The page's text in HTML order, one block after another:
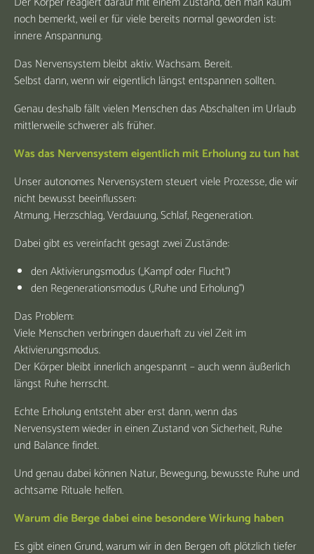
noch bemerkt, weil er für viele bereits normal geworden ist:
innere Anspannung.
Das Nervensystem bleibt aktiv. Wachsam. Bereit.
Selbst dann, wenn wir eigentlich längst entspannen sollten.
Genau deshalb fällt vielen Menschen das Abschalten im Urlaub
mittlerweile schwerer als früher.
Was das Nervensystem eigentlich mit Erholung zu tun hat
Unser autonomes Nervensystem steuert viele Prozesse, die wir
nicht bewusst beeinflussen:
Atmung, Herzschlag, Verdauung, Schlaf, Regeneration.
Dabei gibt es vereinfacht gesagt zwei Zustände:
den Aktivierungsmodus („Kampf oder Flucht“)
den Regenerationsmodus („Ruhe und Erholung“)
Das Problem:
Viele Menschen verbringen dauerhaft zu viel Zeit im
Aktivierungsmodus.
Der Körper bleibt innerlich angespannt – auch wenn äußerlich
längst Ruhe herrscht.
Echte Erholung entsteht aber erst dann, wenn das
Nervensystem wieder in einen Zustand von Sicherheit, Ruhe
und Balance findet.
Und genau dabei können Natur, Bewegung, bewusste Ruhe und
achtsame Rituale helfen.
Warum die Berge dabei eine besondere Wirkung haben
Es gibt einen Grund, warum wir in den Bergen oft plötzlich tiefer